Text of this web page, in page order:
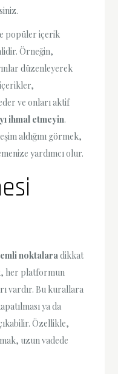
popüler içerik
Örneğin,
düzenleyerek
ve onları aktif
ihmal etmeyin.
aldığını görmek,
yardımcı olur.
noktalara dikkat
her platformun
vardır. Bu kurallara
ya da
Özellikle,
uzun vadede